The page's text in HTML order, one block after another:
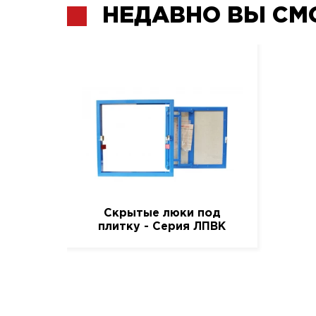
НЕДАВНО ВЫ
Скрытые люки под
плитку - Серия ЛПВК